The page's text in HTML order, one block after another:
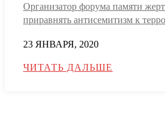
Организатор форума памяти
приравнять антисемитизм к
23 ЯНВАРЯ, 2020
ЧИТАТЬ ДАЛЬШЕ